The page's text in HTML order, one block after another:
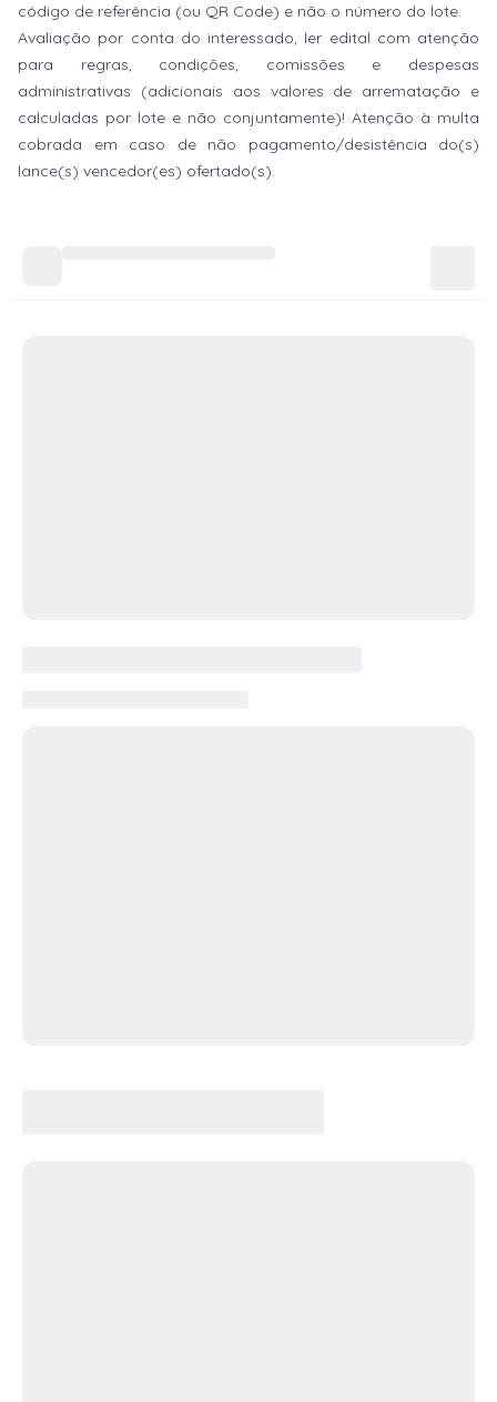
código de referência (ou QR Code) e não o número do lote.
Avaliação por conta do interessado, ler edital com atenção
para regras, condições, comissões e despesas
administrativas (adicionais aos valores de arrematação e
calculadas por lote e não conjuntamente)! Atenção à multa
cobrada em caso de não pagamento/desistência do(s)
lance(s) vencedor(es) ofertado(s).